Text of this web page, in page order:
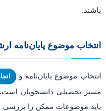
باشند.
انتخاب موضوع پایان‌نامه
انتخاب موضوع پایان‌نامه و
مسیر تحصیلی دانشجویان است.
باید موضوعات ممکن را بررسی و